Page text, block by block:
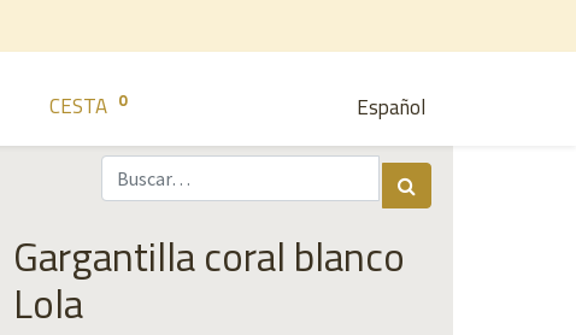
Español
CESTA 0
Gargantilla coral blanco
Lola